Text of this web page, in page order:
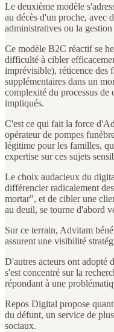
Le deuxième modèle
au décès d'un proche, avec
administratives ou la
Ce modèle B2C réactif se
difficulté à cibler
imprévisible), réticence des
supplémentaires dans un
complexité du processus de
impliqués.
C'est ce qui fait la force
opérateur de pompes
légitime pour les familles,
expertise sur ces sujets
Le choix audacieux du
différencier radicalement
mortar", et de cibler une
au deuil, se tourne d'abord
Sur ce terrain, Advitam
assurent une visibilité
D'autres acteurs ont adopté
s'est concentré sur la
répondant à une
Repos Digital propose
du défunt, un service de
sociaux.